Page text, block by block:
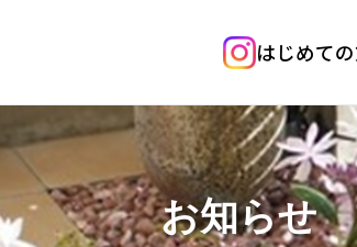
はじめて
お知らせ